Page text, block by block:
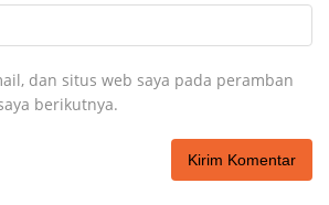
dan situs web saya pada peramban
berikutnya.